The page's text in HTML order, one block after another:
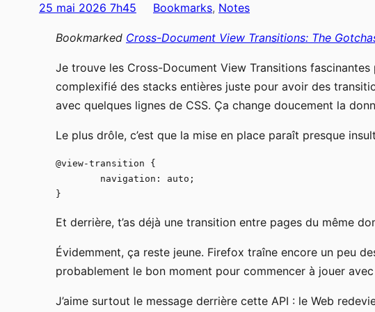
25 mai 2026 7h45 Bookmarks, Notes
Bookmarked Cross-Document View Transitions: The
Je trouve les Cross-Document View Transitions fascinantes
complexifié des stacks entières juste pour avoir des
avec quelques lignes de CSS. Ça change doucement la
Le plus drôle, c’est que la mise en place paraît presque
@view-transition {
}
Et derrière, t’as déjà une transition entre pages du même
Évidemment, ça reste jeune. Firefox traîne encore un peu
probablement le bon moment pour commencer à jouer
J’aime surtout le message derrière cette API : le Web